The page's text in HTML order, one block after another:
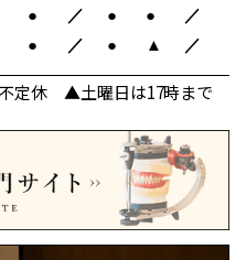
● ／ ● ● ／
● ／ ● ▲ ／
定休 ▲土曜日は17時まで